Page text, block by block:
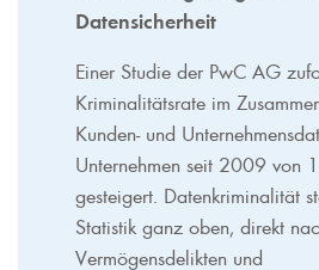
Datensicherheit
Einer Studie der PwC AG
Kriminalitätsrate im
Kunden- und
Unternehmen seit 2009 von
gesteigert. Datenkriminalität
Statistik ganz oben, direkt
Vermögensdelikten und